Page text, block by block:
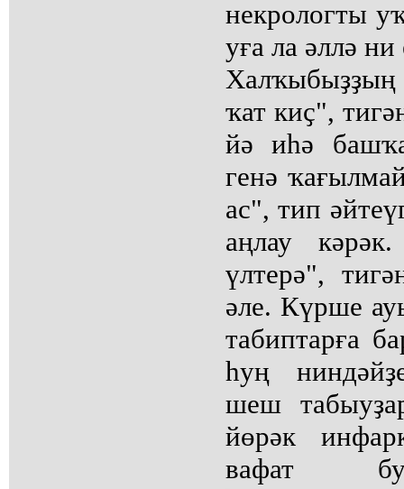
некрологты
уға ла әллә
ҡат киҫ",
йә иһә
генә
ас", тип
аңлау
үлтерә",
әле. Күрше
табиптарға
һуң
шеш
йөрәк
вафат